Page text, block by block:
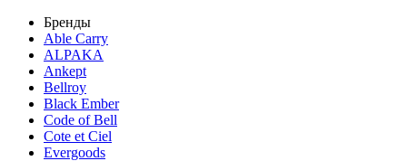
Бренды
Able Carry
ALPAKA
Ankept
Bellroy
Black Ember
Code of Bell
Cote et Ciel
Evergoods